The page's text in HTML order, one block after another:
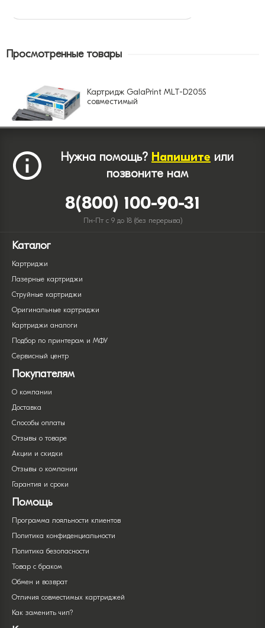
Просмотренные товары
Картридж GalaPrint MLT-D205S
совместимый
Нужна помощь? Напишите или
позвоните нам
8(800) 100-90-31
Пн-Пт с 9 до 18 (без перерыва)
Каталог
Картриджи
Лазерные картриджи
Струйные картриджи
Оригинальные картриджи
Картриджи аналоги
Подбор по принтерам и МФУ
Сервисный центр
Покупателям
О компании
Доставка
Способы оплаты
Отзывы о товаре
Акции и скидки
Отзывы о компании
Гарантия и сроки
Помощь
Программа лояльности клиентов
Политика конфиденциальности
Политика безопасности
Товар с браком
Обмен и возврат
Отличия совместимых картриджей
Как заменить чип?